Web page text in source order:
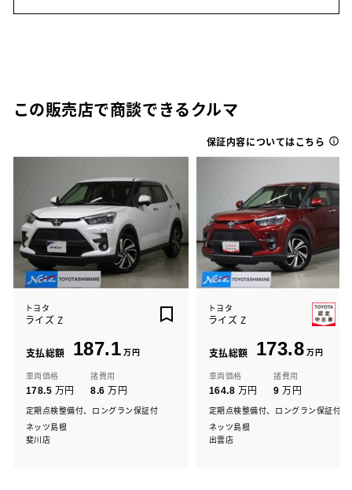
この販売店で商談できるクルマ
保証内容についてはこちら
トヨタ
ライズ Z
支払総額 187.1 万円
車両価格
178.5 万円
諸費用
8.6 万円
定期点検整備付、ロングラン保証付
ネッツ島根
斐川店
トヨタ
ライズ Z
支払総額 173.8 万円
車両価格
164.8 万円
諸費用
9 万円
定期点検整備付、ロングラン保証付
ネッツ島根
出雲店